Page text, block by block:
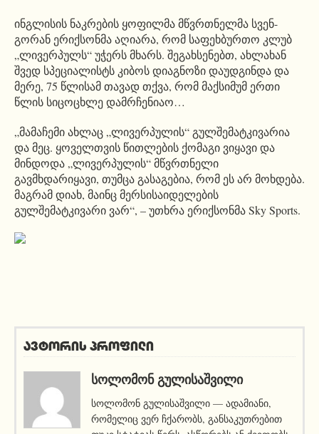
ინგლისის ნაკრების ყოფილმა მწვრთნელმა სვენ-
გორან ერიქსონმააღიარა, რომ საფეხბურთო კლუბ
„ლივერპულს“ უჭერს მხარს. შეგახსენებთ, ახლახან
შვედ სპეციალისტს კიბოს დიაგნოზი დაუდგინდა და
მერე, 75 წლისამ თავად თქვა, რომ მაქსიმუმ ერთი
წლის სიცოცხლე დამრჩენიაო…
„მამაჩემი ახლაც „ლივერპულის“ გულშემატკივარია
და მეც. ყოველთვის წითლების ქომაგი ვიყავი და
მინდოდა „ლივერპულის“ მწვრთნელი
გავმხდარიყავი, თუმცა გასაგებია, რომ ეს არ მოხდება.
მაგრამ დიახ, მაინცმერსისაიდელების
გულშემატკივარი ვარ“, – უთხრა ერიქსონმაSky Sports.
ავტორის პროფილი
ᲡᲝᲚᲝᲛᲝᲜ ᲒᲣᲚᲘᲡᲐᲨᲕᲘᲚᲘ
სოლომონ გულისაშვილი — ადამიანი,
რომელიც ვერ ჩქარობს, განსაკუთრებით